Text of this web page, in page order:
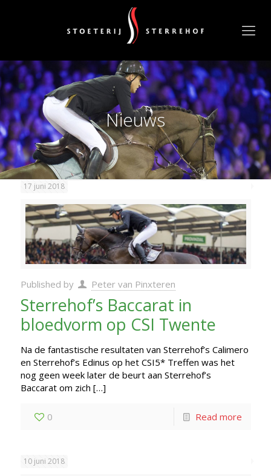
Nieuws
17 juni 2018
Published by Peter van Pinxteren
Sterrehof’s Baccarat in
bloedvorm op CSI Twente
Na de fantastische resultaten van Sterrehof’s Calimero
en Sterrehof’s Edinus op het CSI5* Treffen was het
nog geen week later de beurt aan Sterrehof’s
Baccarat om zich […]
0 Read more
10 juni 2018